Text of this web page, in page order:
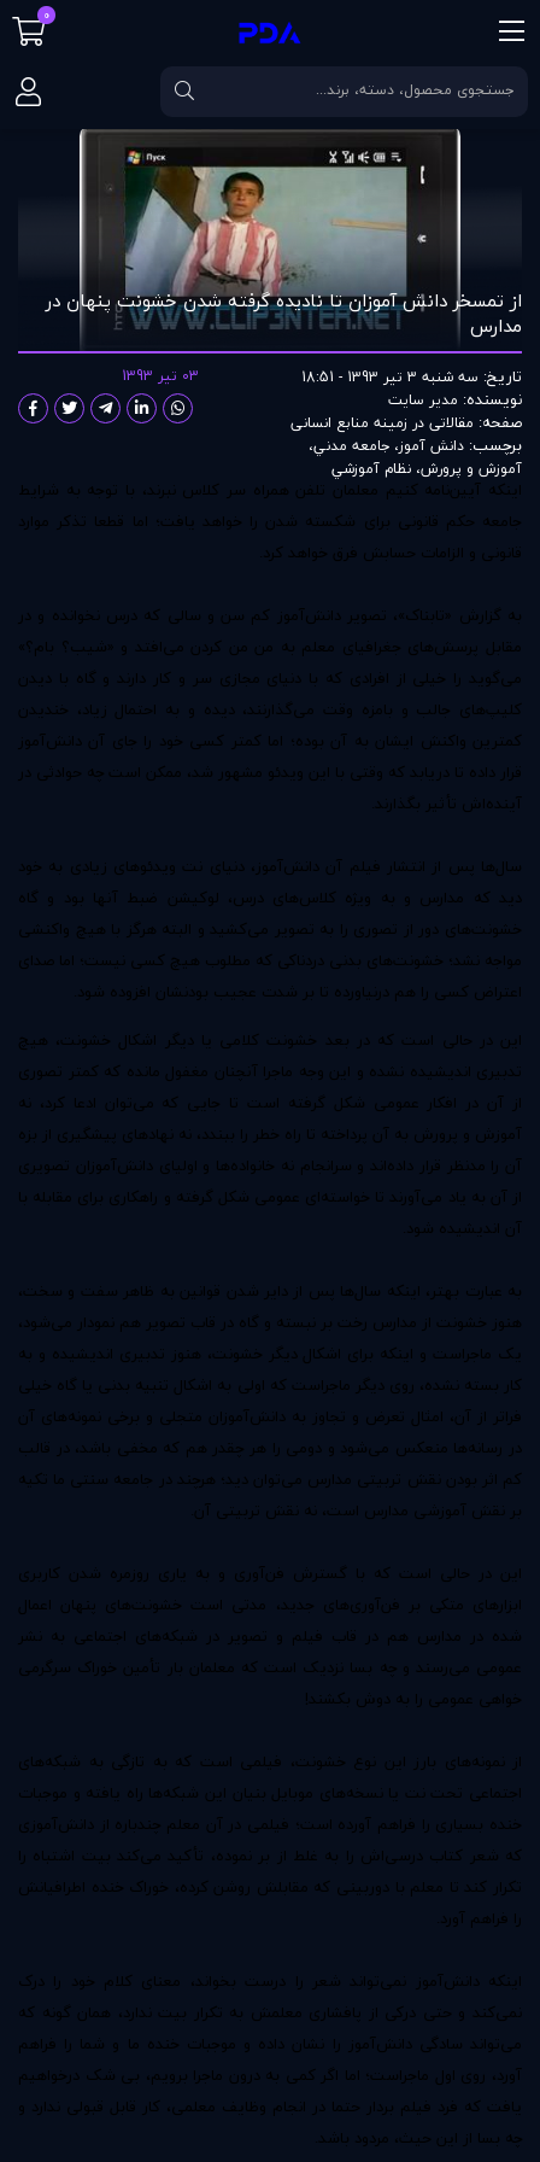
صفحه اصلی مقالات از تمسخر دانش آموزان تا نادیده گرفته شدن خشونت
از تمسخر دانش آموزان تا نادیده گرفته شدن خشونت پنهان در
مدارس
تاریخ: سه شنبه 3 تیر 1393 - 18:51
نویسنده: مدير سايت
صفحه: مقالاتی در زمينه منابع انسانی
برچسب: دانش آموز، جامعه مدني،
آموزش و پرورش، نظام آموزشي
03 تیر 1393
اینکه آیین‌نامه کنیم معلمان تلفن همراه سر کلاس نبرند، با توجه به شرایط
جامعه حکم قانونی برای شکسته شدن را خواهد یافت؛ اما قطعا تذکر موارد
قانونی و الزامات حسابش فرق خواهد کرد.
به گزارش «تابناک»، تصویر دانش‌آموز کم سن و سالی که درس نخوانده و در
مقابل پرسش‌های جغرافیای معلم به من من کردن می‌افتد و «شیب؟ بام؟»
می‌گوید را خیلی از افرادی که با دنیای مجازی سر و کار دارند و گاه با دیدن
کلیپ‌های جالب و بامزه وقت می‌گذارنند، دیده و به احتمال زیاد، خندیدن
کمترین واکنش ایشان به آن بوده؛ اما کمتر کسی خود را جای آن دانش‌آموز
قرار داده تا دریابد که وقتی ‌با این ویدئو مشهور شد، ممکن است چه حوادثی در
آینده‌اش تأثیر بگذارند.
سال‌ها پس از انتشار فیلم آن دانش‌آموز، دنیای نت ویدئوهای زیادی به خود
دید که مدارس و به ویژه کلاس‌های درس، لوکیشن ضبط آنها بود و گاه
خشونت‌های دور از تصوری را به تصویر می‌کشید و البته هرگز با هیچ واکنشی
مواجه نشد؛ خشونت‌های بدنی دردناکی که مطلوب هیچ کسی نیست؛ اما صدای
اعتراض کسی را هم در‌نیاورده تا بر شدت عجیب بودنشان افزوده شود.
این در حالی است که در بعد خشونت کلامی یا دیگر اشکال خشونت، ‌هیچ
تدبیری اندیشیده نشده و این وجه ماجرا آنچنان مغفول مانده که کمتر تصوری
از آن در افکار عمومی شکل گرفته است تا جایی که می‌توان ادعا کرد، نه
آموزش و پرورش به آن پرداخته تا راه خطر را ببندد، نه نهادهای پیشگیری از بزه
آن را مدنظر قرار داده‌اند و سرانجام نه خانواده‌ها و اولیای دانش‌آموزان تصویری
از آن به یاد می‌آورند تا خواسته‌ای عمومی شکل گرفته و راهکاری برای مقابله با
آن اندیشیده شود.
به عبارت بهتر، اینکه سال‌ها پس از دایر شدن قوانین به ظاهر سفت و سخت،
هنوز خشونت از مدارس رخت بر نبسته و گاه در قاب تصویر هم نمودار می‌شود،
یک ماجراست و اینکه برای اشکال دیگر خشونت، هنوز تدبیری اندیشیده و به
کار بسته نشده، روی دیگر ماجراست که اولی به اشکال تنبیه بدنی یا گاه خیلی
فراتر از آن، امثال تعرض و تجاوز به دانش‌آموزان متجلی ‌و برخی نمونه‌های آن
در رسانه‌ها منعکس می‌شود و دومی را هر چقدر هم که مخفی باشد، در قالب
کم اثر بودن نقش تربیتی مدارس می‌توان دید؛ هرچند در جامعه سنتی ما تکیه
بر نقش آموزشی مدارس است، نه نقش تربیتی آن.
این در حالی است که با گسترش فن‌‌آوری و به یاری روزمره شدن کاربری
ابزارهای متکی بر فن‌آوری‌های جدید، مدتی است ‌خشونت‌های پنهان اعمال
شده در مدارس هم در قاب فیلم و تصویر در شبکه‌های اجتماعی ‌به نشر
عمومی می‌رسند و چه بسا نزدیک است که معلمان بار تأمین خوراک سرگرمی
خواهی عمومی را به دوش بکشند!
از نمونه‌های بارز این نوع خشونت، فیلمی است که به تازگی به شبکه‌های
اجتماعی ‌تحت نت یا نسخه‌های موبایل بنیان این شبکه‌ها راه یافته و موجبات
خنده بسیاری را فراهم آورده است؛ فیلمی در آن معلم چندباره از دانش‌آموزی
که شعر کتاب درسی‌اش را به غلط از بر نموده، تأکید می‌کند بیت اشتباه را
تکرار کند تا معلم با دوربینی که مقابلش روشن کرده، خوراک خنده اطرافیانش
را فراهم آورد.
اینکه دانش‌آموز نمی‌تواند شعر را درست بخواند، معنای کلام خود را درک
نمی‌کند و حتی درکی از پافشاری معلمش به تکرار بیت ندارد، همان گونه که
می‌تواند سادگی دانش‌آموز را نشان داده و موجبات خنده ما و شما را فراهم
آورد، روی اول ماجراست؛ اما اگر کمی به درون ماجرا برویم، بی شک درخواهیم
یافت که فرد فیلم بردار حتما در انجام وظایف معلمی، کار قابل قبولی ندارد و
چه بسا از این حیث، مردود باشد.
0